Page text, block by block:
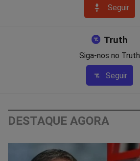
Seguir
Truth
Siga-nos no Truth
Seguir
DESTAQUE AGORA